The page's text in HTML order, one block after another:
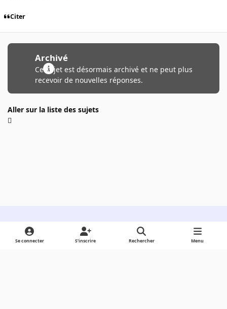
Citer
Archivé
Ce sujet est désormais archivé et ne peut plus
recevoir de nouvelles réponses.
Aller sur la liste des sujets
Light ModeDark ModeSystem Preference
Se connecter S’inscrire Rechercher Menu